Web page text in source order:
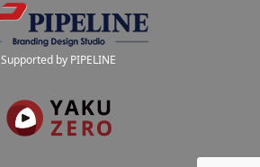
Supported by PIPELINE